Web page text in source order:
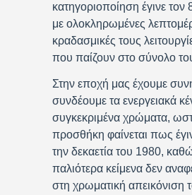
κατηγοριοποίηση έγινε τον
με ολοκληρωμένες
κραδασμικές τους
που παίζουν στο σύνολο
Στην εποχή μας έχουμε
συνδέουμε τα ενεργειακά
συγκεκριμένα χρώματα,
προσθήκη φαίνεται πως
την δεκαετία του 1980,
παλιότερα κείμενα δεν
στη χρωματική απεικόνιση